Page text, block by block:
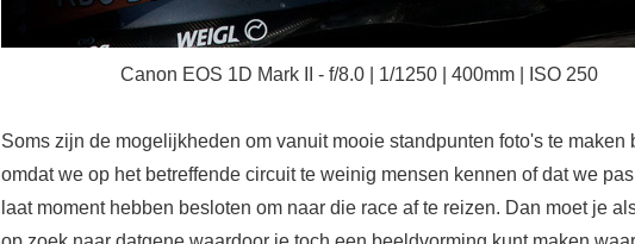
Canon EOS 1D Mark II - f/8.0 | 1/1250 | 400mm | ISO 250
Soms zijn de mogelijkheden om vanuit mooie standpunten foto's te maken
omdat we op het betreffende circuit te weinig mensen kennen of dat we
laat moment hebben besloten om naar die race af te reizen. Dan moet je